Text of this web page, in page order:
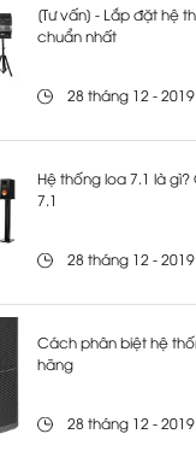
[Tư vấn] - Lắp đặt hệ
chuẩn nhất
28 tháng 12 - 2019
Hệ thống loa 7.1 là
7.1
28 tháng 12 - 2019
Cách phân biệt hệ
hãng
28 tháng 12 - 2019